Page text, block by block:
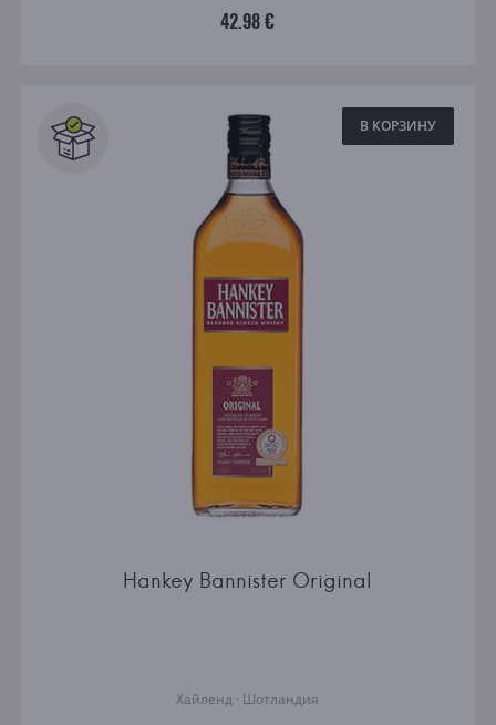
42.98 €
В КОРЗИНУ
Hankey Bannister Original
Хайленд · Шотландия